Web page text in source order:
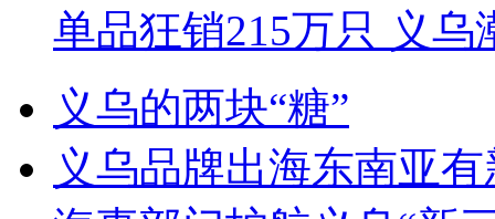
单品狂销215万只 义
义乌的两块“糖”
义乌品牌出海东南亚